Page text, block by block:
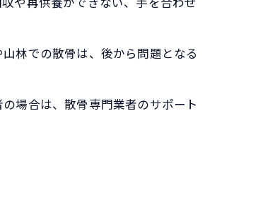
林での散骨は、後から問題となる
場合は、散骨専門業者のサポート